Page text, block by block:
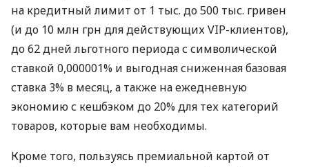
на кредитный лимит от 1 тыс. до 500 тыс. гривен
(и до 10 млн грн для действующих VIP-клиентов),
до 62 дней льготного периода с символической
ставкой 0,000001% и выгодная сниженная базовая
ставка 3% в месяц, а также на ежедневную
экономию с кешбэком до 20% для тех категорий
товаров, которые вам необходимы.
Кроме того, пользуясь премиальной картой от